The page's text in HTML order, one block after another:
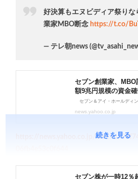
好決算もエヌビディア祭り
業家MBO断念 https://t.co/
— テレ朝news
https://news.yahoo.co.jp/articles/
続きを見る